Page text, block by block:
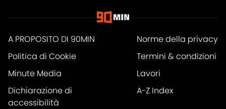
A PROPOSITO DI 90MIN
Norme della privacy
Politica di Cookie
Termini & condizioni
Minute Media
Lavori
Dichiarazione di
accessibilità
A-Z Index